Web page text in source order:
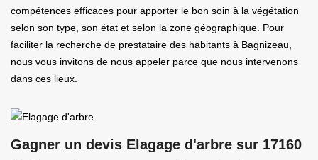
compétences efficaces pour apporter le bon soin à la végétation
selon son type, son état et selon la zone géographique. Pour
faciliter la recherche de prestataire des habitants à Bagnizeau,
nous vous invitons de nous appeler parce que nous intervenons
dans ces lieux.
Gagner un devis Elagage d'arbre sur 17160